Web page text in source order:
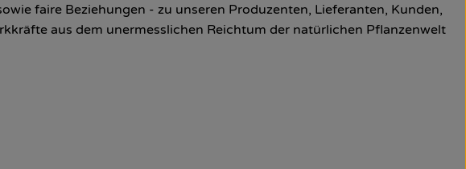
faire Beziehungen - zu unseren Produzenten, Lieferanten, Kunden,
aus dem unermesslichen Reichtum der natürlichen Pflanzenwelt